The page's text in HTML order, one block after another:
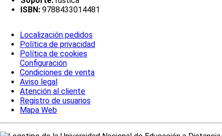
ISBN: 9788433014481
Localización pedidos
Política de privacidad
Política de cookies
Configuración
Condiciones de venta
Aviso legal
Atención al cliente
Registro de usuarios
Mapa Web